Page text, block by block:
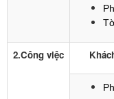
2.Công việc Khách